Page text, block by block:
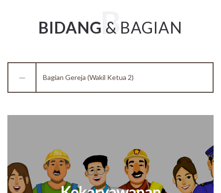
BIDANG & BAGIAN
Bagian Gereja (Wakil Ketua 2)